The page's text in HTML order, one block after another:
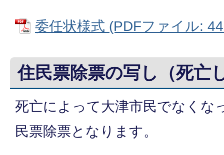
委任状様式 (PDFファイル:
住民票除票の写し（死亡
死亡によって大津市民でなくな
民票除票となります。